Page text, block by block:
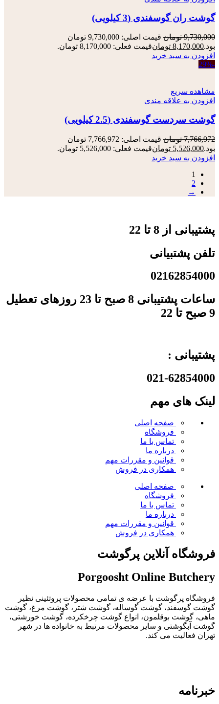
گوشت ران گوسفندی (3 کیلویی)
9,730,000 تومان
قیمت اصلی: 9,730,000 تومان
بود.8,170,000 تومانقیمت فعلی: 8,170,000 تومان.
افزودن به سبد خرید
-29%
مشاهده سریع
افزودن به علاقه مندی
گوشت سردست گوسفندی (2.5 کیلویی)
7,766,972 تومان
قیمت اصلی: 7,766,972 تومان
بود.5,526,000 تومانقیمت فعلی: 5,526,000 تومان.
افزودن به سبد خرید
1
2
→
پشتیبانی از 8 تا 22
تلفن پشتبیانی
02162854000
ساعات پشتیبانی 8 صبح تا 23 روزهای تعطیل
9 صبح تا 22
پشتیبانی :
021-62854000
لینک های مهم
صفحه اصلی
فروشگاه
تماس با ما
درباره ما
قوانین و مقررات مهم
همکاری در فروش
صفحه اصلی
فروشگاه
تماس با ما
درباره ما
قوانین و مقررات مهم
همکاری در فروش
فروشگاه آنلاین پرگوشت
Porgoosht Online Butchery
فروشگاه پرگوشت با عرضه ی تمامی محصولات پروتئینی نظیر
گوشت گوسفند، گوشت گوساله، گوشت شتر، گوشت مرغ، گوشت
ماهی، گوشت بوقلمون، انواع گوشت چرخکرده، گوشت خورشتی،
گوشت آبگوشتی و سایر محصولات مرتبط به خانواده ها در شهر
تهران فعالیت می کند.
خبرنامه